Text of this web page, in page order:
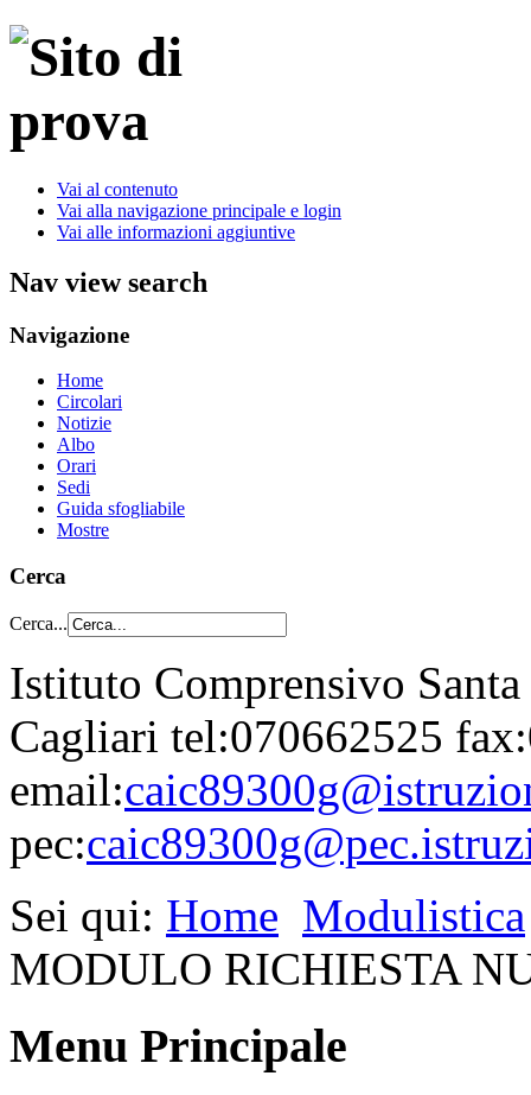
Vai al contenuto
Vai alla navigazione principale e login
Vai alle informazioni aggiuntive
Nav view search
Navigazione
Home
Circolari
Notizie
Albo
Orari
Sedi
Guida sfogliabile
Mostre
Cerca
Cerca...
Istituto Comprensivo
Cagliari tel:070662525
email:
pec:
Sei qui: Home Modulistica
MODULO RICHIESTA
Menu Principale